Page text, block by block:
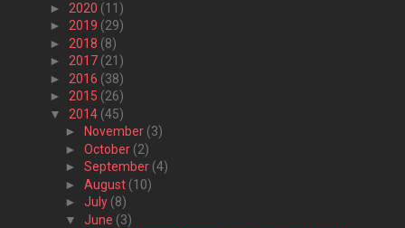
► 2020 (11)
► 2019 (29)
► 2018 (8)
► 2017 (21)
► 2016 (38)
► 2015 (26)
▼ 2014 (45)
►
November (3)
► October (2)
► September (4)
► August (10)
► July (8)
▼ June (3)